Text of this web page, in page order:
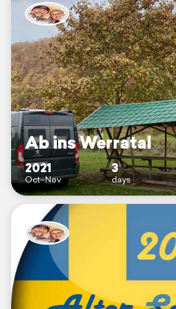
Ab ins Werratal
2021
Oct–Nov
3
days